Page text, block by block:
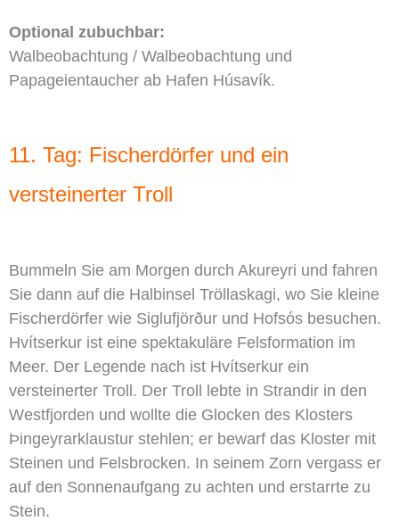
Optional zubuchbar:
Walbeobachtung / Walbeobachtung und
Papageientaucher ab Hafen Húsavík.
11. Tag: Fischerdörfer und ein
versteinerter Troll
Bummeln Sie am Morgen durch Akureyri und fahren
Sie dann auf die Halbinsel Tröllaskagi, wo Sie kleine
Fischerdörfer wie Siglufjörður und Hofsós besuchen.
Hvítserkur ist eine spektakuläre Felsformation im
Meer. Der Legende nach ist Hvítserkur ein
versteinerter Troll. Der Troll lebte in Strandir in den
Westfjorden und wollte die Glocken des Klosters
Þingeyrarklaustur stehlen; er bewarf das Kloster mit
Steinen und Felsbrocken. In seinem Zorn vergass er
auf den Sonnenaufgang zu achten und erstarrte zu
Stein.